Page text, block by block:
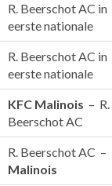
R. Beerschot AC in
eerste nationale
R. Beerschot AC in
eerste nationale
KFC Malinois – R.
Beerschot AC
R. Beerschot AC –
Malinois